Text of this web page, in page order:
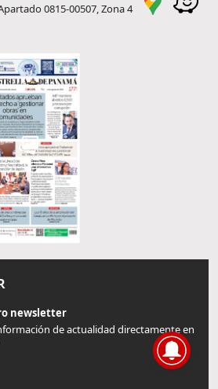
0815-00507, Zona 4
newsletter
de actualidad directamente en